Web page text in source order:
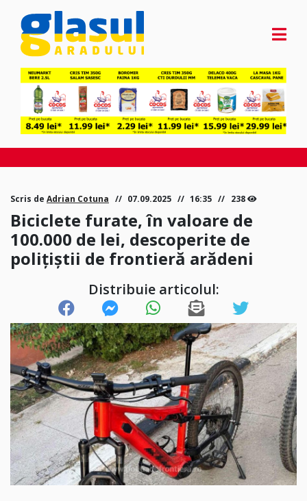
Scris de Adrian Cotuna 07.09.2025 16:35 238
Biciclete furate, în valoare de
100.000 de lei, descoperite de
polițiștii de frontieră arădeni
Distribuie articolul: